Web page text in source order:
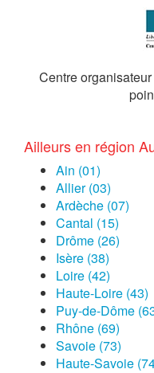
Centre
Ailleurs en région
Ain (01)
Allier (03)
Ardèche (07)
Cantal (15)
Drôme (26)
Isère (38)
Loire (42)
Haute-Loire (43)
Puy-de-Dôme
Rhône (69)
Savoie (73)
Haute-Savoie